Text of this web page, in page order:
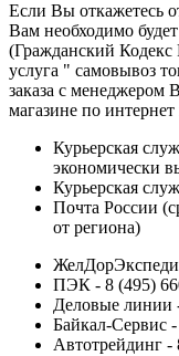
Если Вы откажетесь
Вам необходимо
(Гражданский Кодекс
услуга " самовывоз
заказа с менеджером
магазине по интернет
Курьерская
экономически
Курьерская
Почта России
от региона)
ПЭК - 8 (495)
Деловые линии
Байкал-Сервис
Автотрейдинг -